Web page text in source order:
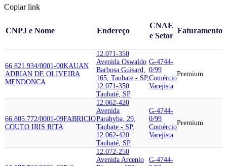
Copiar link
CNPJ e Nome Endereço
CNAE
e Setor
Faturamento
66.821.934/0001-00KAUAN
ADRIAN DE OLIVEIRA
MENDONCA
12.071-350
Avenida Oswaldo
Barbosa Guisard,
165, Taubate - SP,
12.071-350
Taubaté, SP
G-4744-
0/99
Comércio
Varejista
Premium
66.805.772/0001-09FABRICIO
COUTO IRIS RITA
12.062-420
Avenida
Parahyba, 29,
Taubate - SP,
12.062-420
Taubaté, SP
G-4744-
0/99
Comércio
Varejista
Premium
12.072-250
Avenida Arcenio
G-4744-